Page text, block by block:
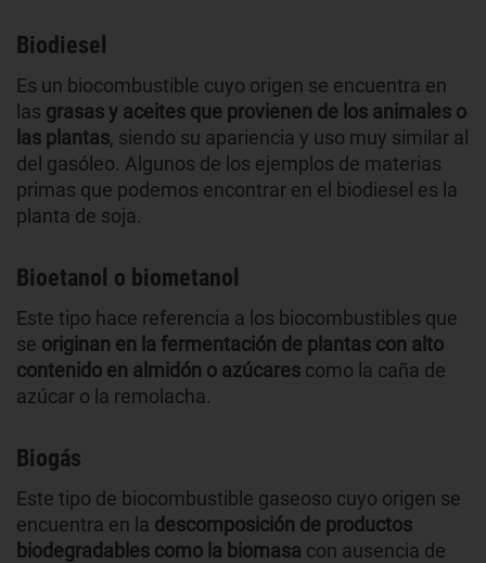
Biodiesel
Es un biocombustible cuyo origen se encuentra en
las grasas y aceites que provienen de los animales o
las plantas, siendo su apariencia y uso muy similar al
del gasóleo. Algunos de los ejemplos de materias
primas que podemos encontrar en el biodiesel es la
planta de soja.
Bioetanol o biometanol
Este tipo hace referencia a los biocombustibles que
se originan en la fermentación de plantas con alto
contenido en almidón o azúcares como la caña de
azúcar o la remolacha.
Biogás
Este tipo de biocombustible gaseoso cuyo origen se
encuentra en la descomposición de productos
biodegradables como la biomasa con ausencia de